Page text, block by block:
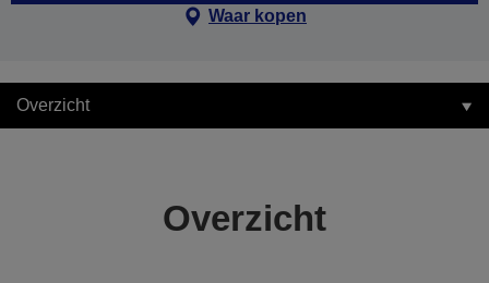
Waar kopen
Overzicht
Overzicht